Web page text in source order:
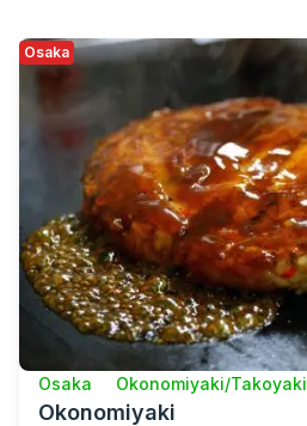
Osaka
Osaka Okonomiyaki/Takoyaki
Okonomiyaki